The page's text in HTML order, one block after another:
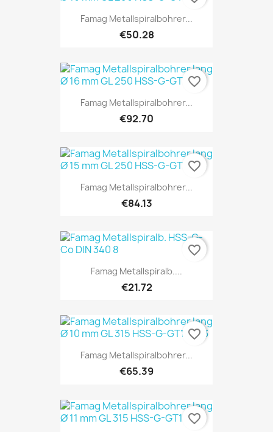
Famag Metallspiralbohrer...
€50.28
Famag Metallspiralbohrer...
€92.70
favorite_border
Famag Metallspiralbohrer...
€84.13
favorite_border
Famag Metallspiralb....
€21.72
favorite_border
Famag Metallspiralbohrer...
€65.39
favorite_border
favorite_border